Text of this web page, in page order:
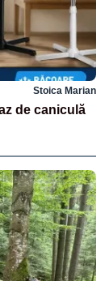
Stoica Marian
de caniculă